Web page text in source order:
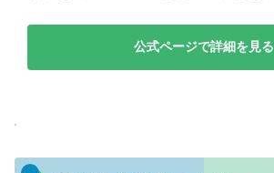
公式ページで詳細を見る